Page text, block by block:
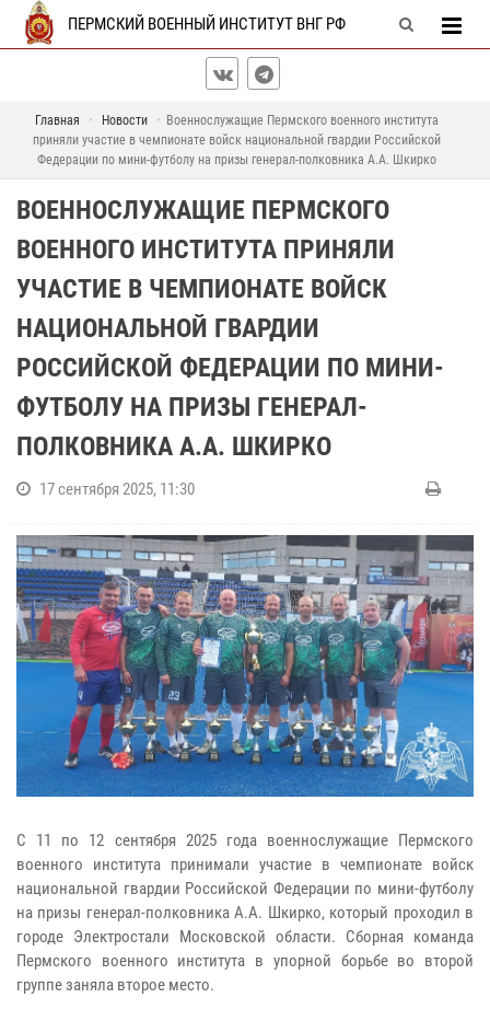
ПЕРМСКИЙ ВОЕННЫЙ ИНСТИТУТ ВНГ РФ
Главная Новости
Военнослужащие Пермского военного института
приняли участие в чемпионате войск национальной гвардии Российской
Федерации по мини-футболу на призы генерал-полковника А.А. Шкирко
ВОЕННОСЛУЖАЩИЕ ПЕРМСКОГО
ВОЕННОГО ИНСТИТУТА ПРИНЯЛИ
УЧАСТИЕ В ЧЕМПИОНАТЕ ВОЙСК
НАЦИОНАЛЬНОЙ ГВАРДИИ
РОССИЙСКОЙ ФЕДЕРАЦИИ ПО МИНИ-
ФУТБОЛУ НА ПРИЗЫ ГЕНЕРАЛ-
ПОЛКОВНИКА А.А. ШКИРКО
17 сентября 2025, 11:30
С 11 по 12 сентября 2025 года военнослужащие Пермского
военного института принимали участие в чемпионате войск
национальной гвардии Российской Федерации по мини-футболу
на призы генерал-полковника А.А. Шкирко, который проходил в
городе Электростали Московской области. Сборная команда
Пермского военного института в упорной борьбе во второй
группе заняла второе место.